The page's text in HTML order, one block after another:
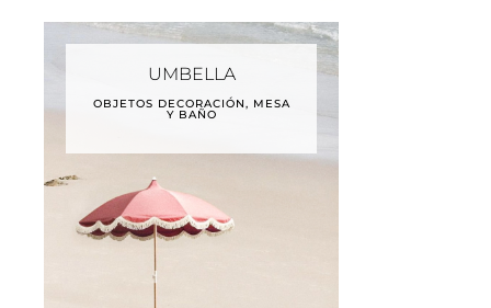
UMBELLA
OBJETOS DECORACIÓN, MESA
Y BAÑO